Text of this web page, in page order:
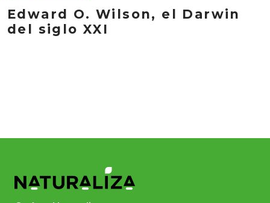
Edward O. Wilson, el Darwin
del siglo XXI